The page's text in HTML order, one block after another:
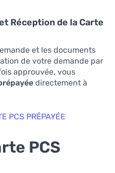
Réception de la Carte
et les documents
de votre demande par
approuvée, vous
directement à
PCS PRÉPAYÉE
PCS